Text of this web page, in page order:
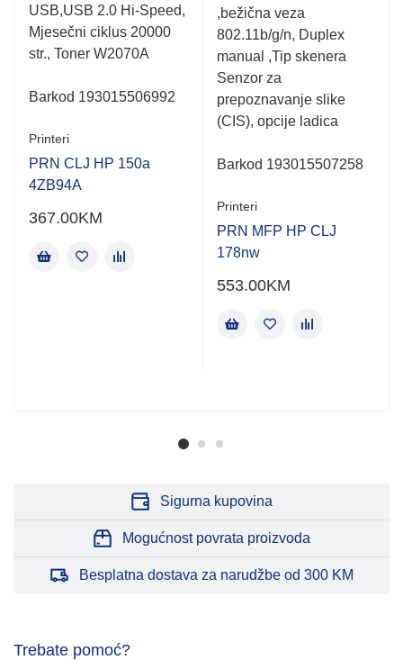
USB,USB 2.0 Hi-Speed,
Mjesečni ciklus 20000
str., Toner W2070A
Barkod 193015506992
Printeri
PRN CLJ HP 150a
4ZB94A
367.00KM
,bežična veza
802.11b/g/n, Duplex
manual ,Tip skenera
Senzor za
prepoznavanje slike
(CIS), opcije ladica
Barkod 193015507258
Printeri
PRN MFP HP CLJ
178nw
553.00KM
Sigurna kupovina
Mogućnost povrata proizvoda
Besplatna dostava za narudžbe od 300 KM
Trebate pomoć?